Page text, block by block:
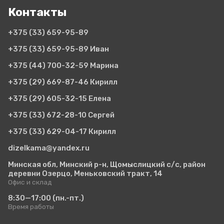
Контакты
+375 (33) 659-95-89
+375 (33) 659-95-89 Иван
+375 (44) 700-32-59 Марина
+375 (29) 669-87-46 Кирилл
+375 (29) 605-32-15 Елена
+375 (33) 672-28-10 Сергей
+375 (33) 629-04-17 Кирилл
dizelkama@yandex.ru
Минская обл, Минский р-н, Щомыслицкий с/с, район
деревни Озерцо, Меньковский тракт, 14
Офис и склад
8:30—17:00 (пн.-пт.)
Время работы